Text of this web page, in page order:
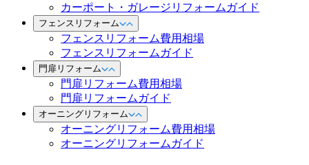
カーポート・ガレージリフォームガイド
フェンスリフォーム
フェンスリフォーム費用相場
フェンスリフォームガイド
門扉リフォーム
門扉リフォーム費用相場
門扉リフォームガイド
オーニングリフォーム
オーニングリフォーム費用相場
オーニングリフォームガイド